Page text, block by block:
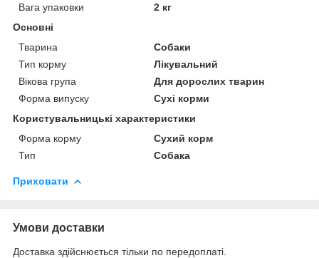
Вага упаковки
2 кг
Основні
Тварина
Собаки
Тип корму
Лікувальний
Вікова група
Для дорослих тварин
Форма випуску
Сухі корми
Користувальницькі характеристики
Форма корму
Сухий корм
Тип
Собака
Приховати
Умови доставки
Доставка здійснюється тільки по передоплаті.